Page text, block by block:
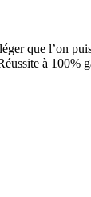
que l’on
à 100%